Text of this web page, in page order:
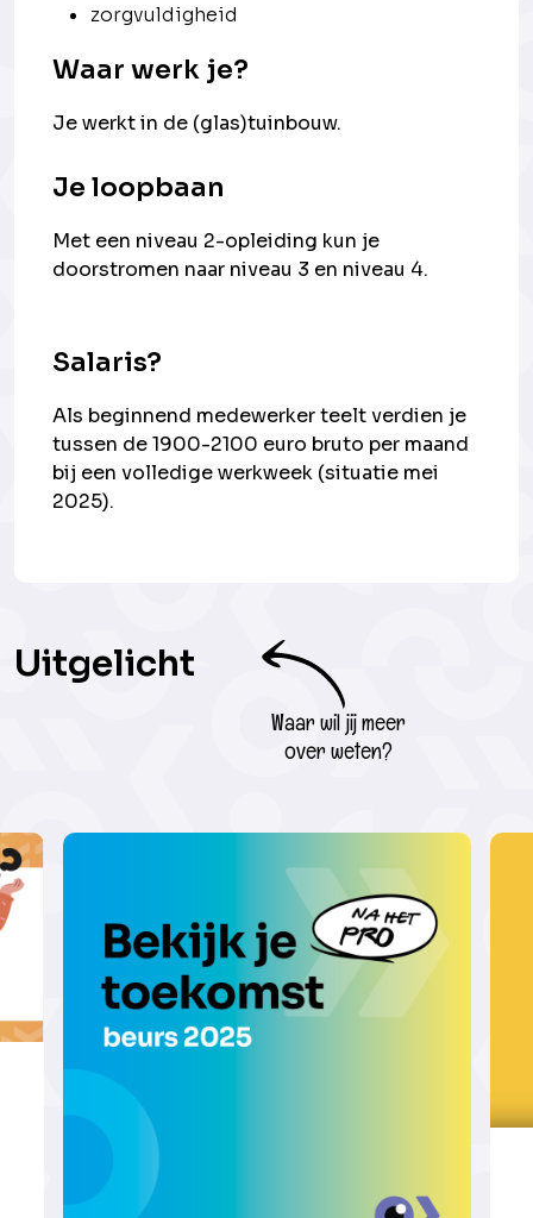
zorgvuldigheid
Waar werk je?
Je werkt in de (glas)tuinbouw.
Je loopbaan
Met een niveau 2-opleiding kun je
doorstromen naar niveau 3 en niveau 4.
Salaris?
Als beginnend medewerker teelt verdien je
tussen de 1900-2100 euro bruto per maand
bij een volledige werkweek (situatie mei
2025).
Uitgelicht
Waar wil jij meer
over weten?